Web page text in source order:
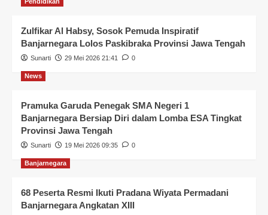
Zulfikar Al Habsy, Sosok Pemuda Inspiratif
Banjarnegara Lolos Paskibraka Provinsi Jawa Tengah
Sunarti 29 Mei 2026 21:41 0
News
Pramuka Garuda Penegak SMA Negeri 1
Banjarnegara Bersiap Diri dalam Lomba ESA Tingkat
Provinsi Jawa Tengah
Sunarti 19 Mei 2026 09:35 0
Banjarnegara
68 Peserta Resmi Ikuti Pradana Wiyata Permadani
Banjarnegara Angkatan XIII